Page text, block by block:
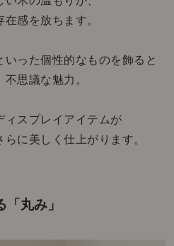
感を放ちます。
った個性的なものを飾ると
思議な魅力。
ィスプレイアイテムが
に美しく仕上がります。
丸み」